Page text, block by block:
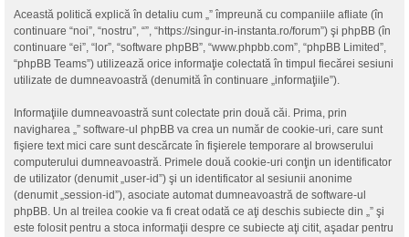
Această politică explică în detaliu cum „” împreună cu companiile afliate (în
continuare “noi”, “nostru”, “”, “https://singur-in-instanta.ro/forum”) şi phpBB (în
continuare “ei”, “lor”, “software phpBB”, “www.phpbb.com”, “phpBB Limited”,
“phpBB Teams”) utilizează orice informaţie colectată în timpul fiecărei sesiuni
utilizate de dumneavoastră (denumită în continuare „informaţiile”).
Informaţiile dumneavoastră sunt colectate prin două căi. Prima, prin
navigharea „” software-ul phpBB va crea un număr de cookie-uri, care sunt
fişiere text mici care sunt descărcate în fişierele temporare al browserului
computerului dumneavoastră. Primele două cookie-uri conţin un identificator
de utilizator (denumit „user-id”) şi un identificator al sesiunii anonime
(denumit „session-id”), asociate automat dumneavoastră de software-ul
phpBB. Un al treilea cookie va fi creat odată ce aţi deschis subiecte din „” şi
este folosit pentru a stoca informaţii despre ce subiecte aţi citit, aşadar pentru